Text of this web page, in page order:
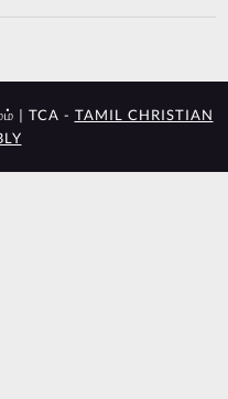
| TCA - TAMIL CHRISTIAN